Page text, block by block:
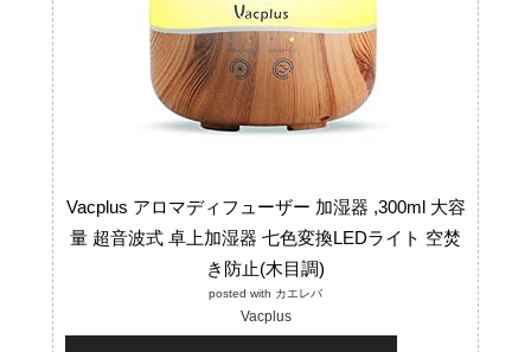
Vacplus アロマディフューザー 加湿器 ,300ml 大容
量 超音波式 卓上加湿器 七色変換LEDライト 空焚
き防止(木目調)
posted with カエレバ
Vacplus